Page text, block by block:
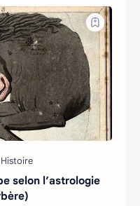
selon l’astrologie